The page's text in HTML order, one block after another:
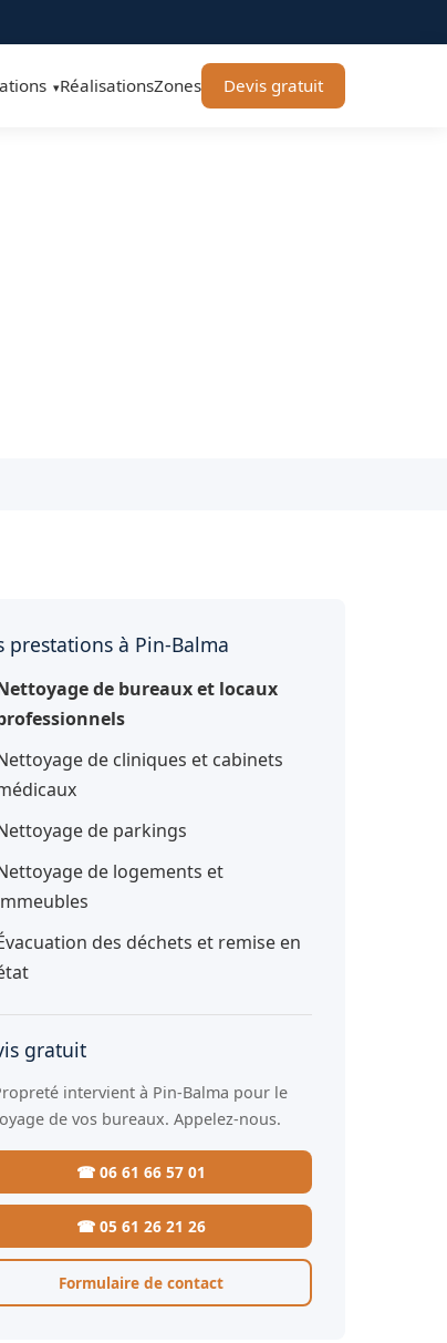
▾RéalisationsZones Devis gratuit
prestations à Pin-Balma
de bureaux et locaux
de cliniques et cabinets
de parkings
de logements et
des déchets et remise en
gratuit
intervient à Pin-Balma pour le
de vos bureaux. Appelez-nous.
☎ 06 61 66 57 01
☎ 05 61 26 21 26
Formulaire de contact